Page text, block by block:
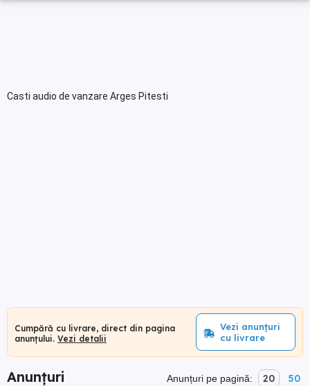
Casti audio de vanzare Arges Pitesti
Cumpără cu livrare, direct din pagina
anunțului. Vezi detalii
Vezi anunțuri
cu livrare
Anunțuri Anunțuri pe pagină: 20 50